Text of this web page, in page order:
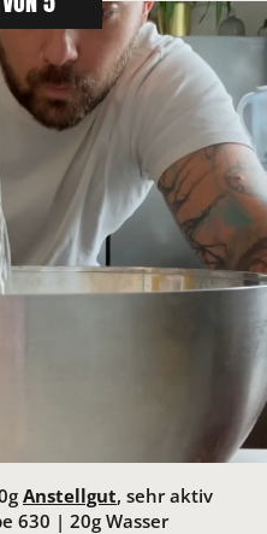
g Anstellgut, sehr aktiv
630 | 20g Wasser